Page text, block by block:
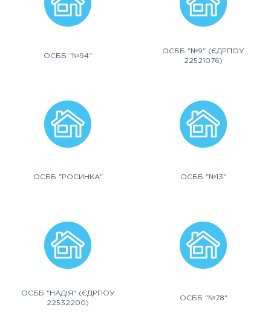
ОСББ "№94"
ОСББ "№9" (ЄДРПОУ
22521076)
ОСББ "РОСИНКА" ОСББ "№13"
ОСББ "НАДІЯ" (ЄДРПОУ
22532200)
ОСББ "№78"